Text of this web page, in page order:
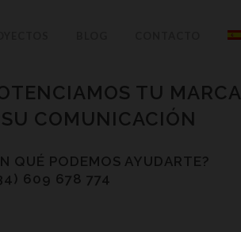
TU MARCA
COMUNICACIÓN
QUÉ PODEMOS AYUDARTE?
609 678 774